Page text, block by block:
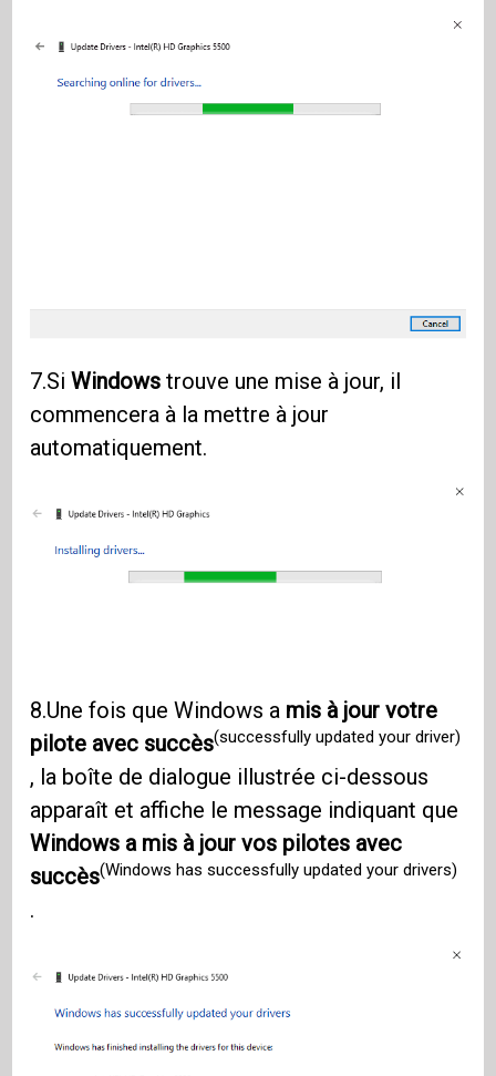
7.SiWindows trouve une mise à jour, il
commencera à la mettre à jour
automatiquement.
8.Une fois que Windows a mis à jour votre
pilote avec succès(successfully updated your driver)
, la boîte de dialogue illustrée ci-dessous
apparaît et affiche le message indiquant que
Windows a mis à jour vos pilotes avec
succès(Windows has successfully updated your drivers)
.